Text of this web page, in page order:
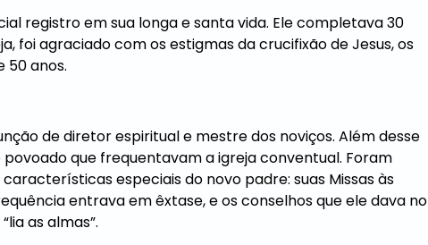
registro em sua longa e santa vida. Ele completava 30
foi agraciado com os estigmas da crucifixão de Jesus, os
50 anos.
de diretor espiritual e mestre dos noviços. Além desse
que frequentavam a igreja conventual. Foram
especiais do novo padre: suas Missas às
entrava em êxtase, e os conselhos que ele dava no
as almas”.